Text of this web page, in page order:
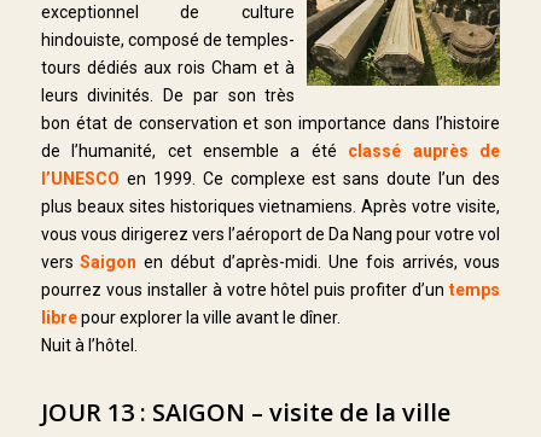
exceptionnel de culture
hindouiste, composé de temples-
tours dédiés aux rois Cham et à
leurs divinités. De par son très
bon état de conservation et son importance dans l’histoire
de l’humanité, cet ensemble a été classé auprès de
l’UNESCO en 1999. Ce complexe est sans doute l’un des
plus beaux sites historiques vietnamiens. Après votre visite,
vous vous dirigerez vers l’aéroport de Da Nang pour votre vol
versSaigon en début d’après-midi. Une fois arrivés, vous
pourrez vous installer à votre hôtel puis profiter d’untemps
librepour explorer la ville avant le dîner.
Nuit à l’hôtel.
JOUR 13 : SAIGON – visite de la ville